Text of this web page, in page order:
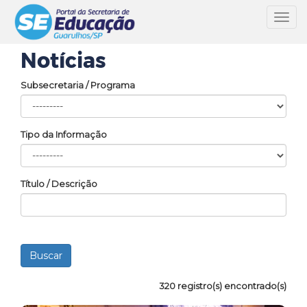
Notícias
Subsecretaria / Programa
Tipo da Informação
Título / Descrição
320 registro(s) encontrado(s)